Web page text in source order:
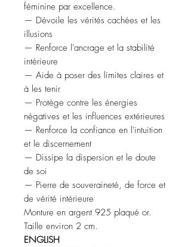
féminine par excellence.
— Dévoile les vérités cachées et les
illusions
— Renforce l'ancrage et la stabilité
intérieure
— Aide à poser des limites claires et
à les tenir
— Protège contre les énergies
négatives et les influences extérieures
— Renforce la confiance en l'intuition
et le discernement
— Dissipe la dispersion et le doute
de soi
— Pierre de souveraineté, de force et
de vérité intérieure
Monture en argent 925 plaqué or.
Taille environ 2 cm.
ENGLISH